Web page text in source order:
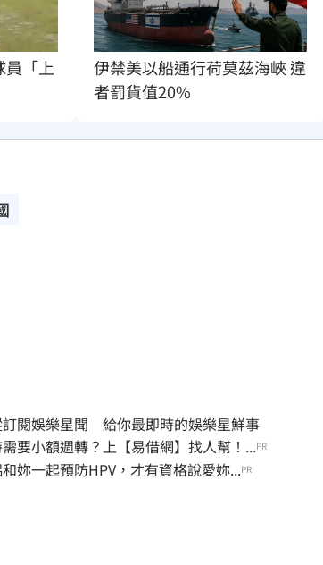
「上
伊禁美以船通行荷莫茲海峽 違
者罰貨值20%
閱娛樂星聞 給你最即時的娛樂星鮮事
要小額週轉？上【易借網】找人幫！...PR
妳一起預防HPV，才有資格說愛妳...PR